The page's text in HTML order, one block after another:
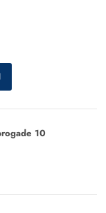
10